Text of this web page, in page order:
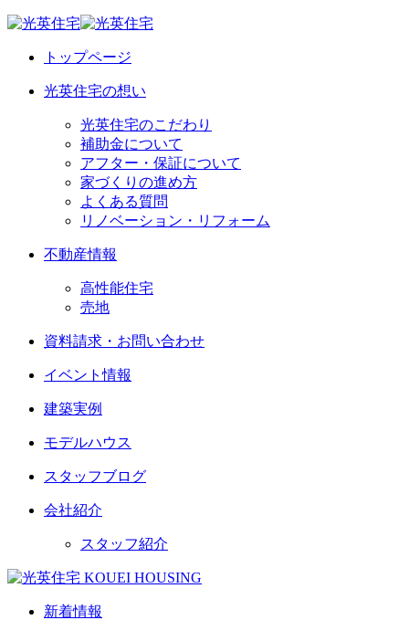
トップページ
光英住宅の想い
光英住宅のこだわり
補助金について
アフター・保証について
家づくりの進め方
よくある質問
リノベーション・リフォーム
不動産情報
高性能住宅
売地
資料請求・お問い合わせ
イベント情報
建築実例
モデルハウス
スタッフブログ
会社紹介
スタッフ紹介
新着情報